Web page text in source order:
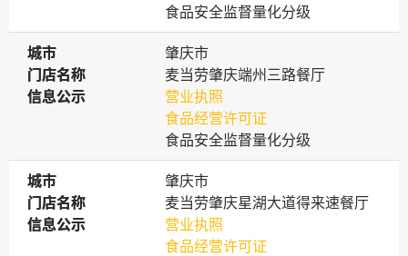
食品安全监督量化分级
城市
城市
肇庆市
门店名称
门店名称
麦当劳肇庆端州三路餐厅
信息公示
信息公示
营业执照
食品经营许可证
食品安全监督量化分级
城市
城市
肇庆市
门店名称
门店名称
麦当劳肇庆星湖大道得来速餐厅
信息公示
信息公示
营业执照
食品经营许可证